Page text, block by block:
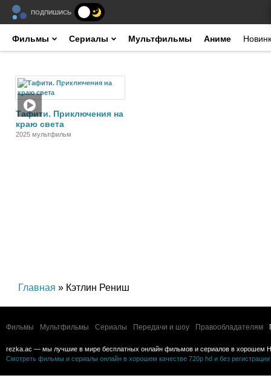
ПОДПИШИСЬ
Фильмы Сериалы Мультфильмы Аниме
Мультфильм
Тафити. Приключения на
краю света
2025 мультфильм
Главная » Кэтлин Рениш
Фильмы Мультфильмы Сериалы Передачи и шоу Правообладателям
rezka.ac — мы лучшие в мире бесплатных онлайн фильмов и сериалов в хорошем
Смотреть фильмы и сериалы онлайн в хорошем качестве 720p hd и без